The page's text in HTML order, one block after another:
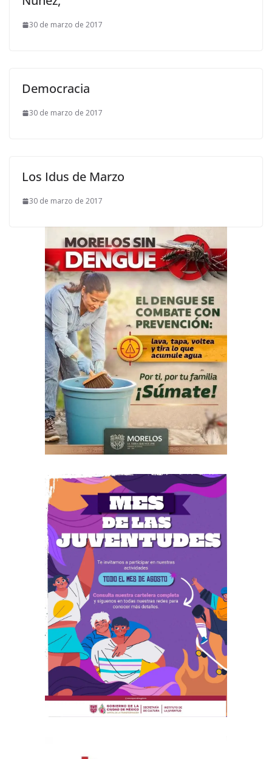
30 de marzo de 2017
Democracia
30 de marzo de 2017
Los Idus de Marzo
30 de marzo de 2017